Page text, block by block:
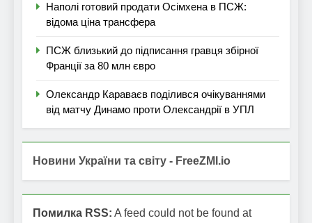
Наполі готовий продати Осімхена в ПСЖ:
відома ціна трансфера
ПСЖ близький до підписання гравця збірної
Франції за 80 млн євро
Олександр Караваєв поділився очікуваннями
від матчу Динамо проти Олександрії в УПЛ
Новини України та світу - FreeZMI.io
Помилка RSS: A feed could not be found at